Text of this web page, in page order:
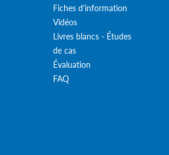
Fiches d'information
Vidéos
Livres blancs - Études
de cas
Évaluation
FAQ